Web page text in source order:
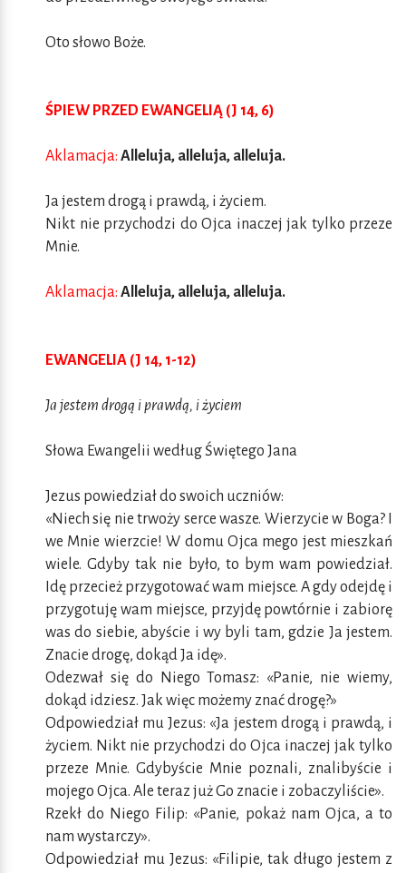
Oto słowo Boże.
ŚPIEW PRZED EWANGELIĄ (J 14, 6)
Aklamacja: Alleluja, alleluja, alleluja.
Ja jestem drogą i prawdą, i życiem.
Nikt nie przychodzi do Ojca inaczej jak tylko przeze
Mnie.
Aklamacja: Alleluja, alleluja, alleluja.
EWANGELIA (J 14, 1-12)
Ja jestem drogą i prawdą, i życiem
Słowa Ewangelii według Świętego Jana
Jezus powiedział do swoich uczniów:
«Niech się nie trwoży serce wasze. Wierzycie w Boga? I
we Mnie wierzcie! W domu Ojca mego jest mieszkań
wiele. Gdyby tak nie było, to bym wam powiedział.
Idę przecież przygotować wam miejsce. A gdy odejdę i
przygotuję wam miejsce, przyjdę powtórnie i zabiorę
was do siebie, abyście i wy byli tam, gdzie Ja jestem.
Znacie drogę, dokąd Ja idę».
Odezwał się do Niego Tomasz: «Panie, nie wiemy,
dokąd idziesz. Jak więc możemy znać drogę?»
Odpowiedział mu Jezus: «Ja jestem drogą i prawdą, i
życiem. Nikt nie przychodzi do Ojca inaczej jak tylko
przeze Mnie. Gdybyście Mnie poznali, znalibyście i
mojego Ojca. Ale teraz już Go znacie i zobaczyliście».
Rzekł do Niego Filip: «Panie, pokaż nam Ojca, a to
nam wystarczy».
Odpowiedział mu Jezus: «Filipie, tak długo jestem z